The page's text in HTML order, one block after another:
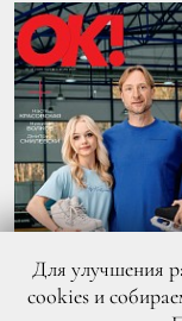
Для улучшения
cookies и